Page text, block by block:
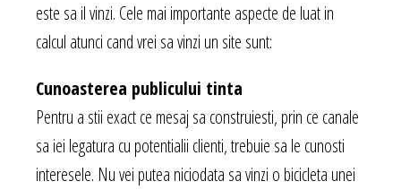
este sa il vinzi. Cele mai importante aspecte de luat in
calcul atunci cand vrei sa vinzi un site sunt:
Cunoasterea publicului tinta
Pentru a stii exact ce mesaj sa construiesti, prin ce canale
sa iei legatura cu potentialii clienti, trebuie sa le cunosti
interesele. Nu vei putea niciodata sa vinzi o bicicleta unei